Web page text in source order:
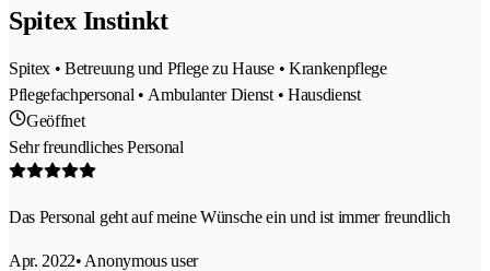
Spitex Instinkt
Spitex • Betreuung und Pflege zu Hause • Krankenpflege
Pflegefachpersonal • Ambulanter Dienst • Hausdienst
Geöffnet
Sehr freundliches Personal
Das Personal geht auf meine Wünsche ein und ist immer freundlich
Apr. 2022• Anonymous user